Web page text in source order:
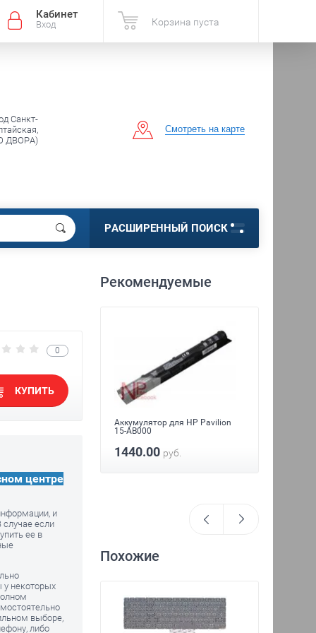
Кабинет
Вход Корзина пуста
Санкт-
ДВОРА)
Смотреть на карте
РАСШИРЕННЫЙ ПОИСК
Рекомендуемые
Аккумулятор для HP Pavilion
15-AB000
1440.00 руб.
Похожие
0
КУПИТЬ
центре
и
случае если
ее в
у некоторых
выборе,
либо